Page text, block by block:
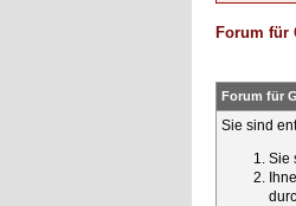
Forum für
Forum für
Sie sind
Sie